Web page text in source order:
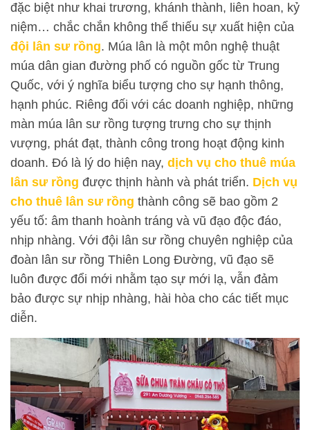
đặc biệt như khai trương, khánh thành, liên hoan, kỷ
niệm… chắc chắn không thể thiếu sự xuất hiện của
đội lân sư rồng. Múa lân là một môn nghệ thuật
múa dân gian đường phố có nguồn gốc từ Trung
Quốc, với ý nghĩa biểu tượng cho sự hạnh thông,
hạnh phúc. Riêng đối với các doanh nghiệp, những
màn múa lân sư rồng tượng trưng cho sự thịnh
vượng, phát đạt, thành công trong hoạt động kinh
doanh. Đó là lý do hiện nay, dịch vụ cho thuê múa
lân sư rồng được thịnh hành và phát triển. Dịch vụ
cho thuê lân sư rồng thành công sẽ bao gồm 2
yếu tố: âm thanh hoành tráng và vũ đạo độc đáo,
nhịp nhàng. Với đội lân sư rồng chuyên nghiệp của
đoàn lân sư rồng Thiên Long Đường, vũ đạo sẽ
luôn được đổi mới nhằm tạo sự mới lạ, vẫn đảm
bảo được sự nhịp nhàng, hài hòa cho các tiết mục
diễn.